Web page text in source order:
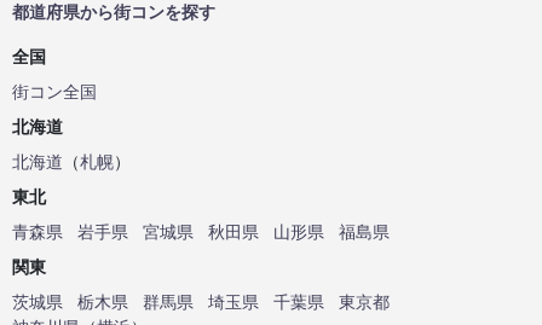
都道府県から街コンを探す
全国
街コン全国
北海道
北海道 （札幌）
東北
青森県
岩手県 宮城県 秋田県 山形県
福島県
関東
茨城県
栃木県 群馬県 埼玉県 千葉県
東京都